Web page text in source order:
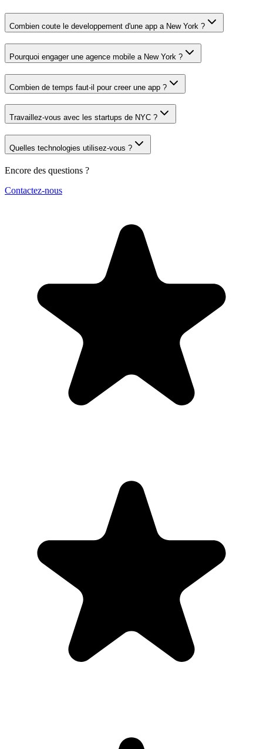
Combien coute le developpement d'une app a New York ?
Pourquoi engager une agence mobile a New York ?
Combien de temps faut-il pour creer une app ?
Travaillez-vous avec les startups de NYC ?
Quelles technologies utilisez-vous ?
Encore des questions ?
Contactez-nous